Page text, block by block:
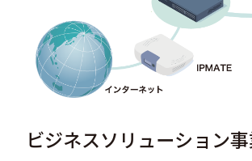
ビジネスソリューション